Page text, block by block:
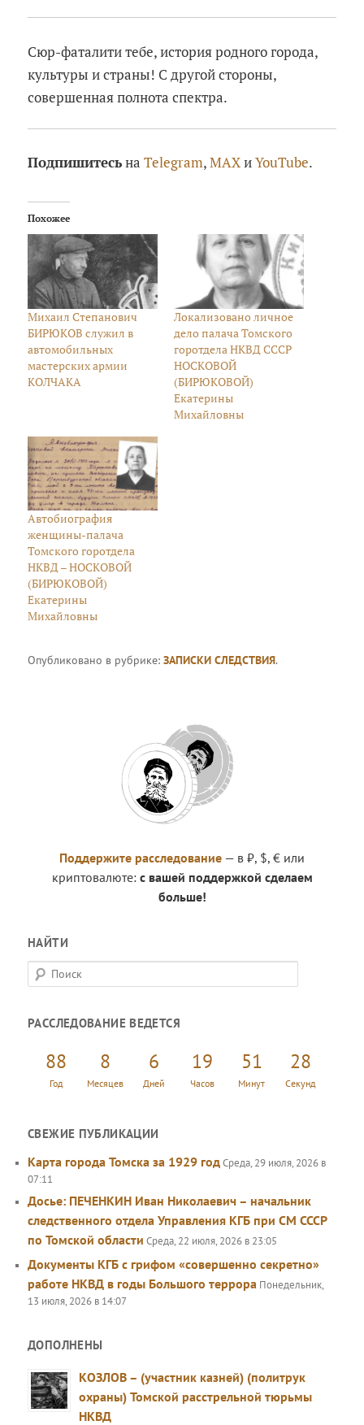
Сюр-фаталити тебе, история родного города,
культуры и страны! С другой стороны,
совершенная полнота спектра.
ПодпишитесьнаTelegram,MAXиYouTube.
Похожее
Михаил Степанович
БИРЮКОВ служил в
автомобильных
мастерских армии
КОЛЧАКА
Локализовано личное
дело палача Томского
горотдела НКВД СССР
НОСКОВОЙ
(БИРЮКОВОЙ)
Екатерины
Михайловны
Автобиография
женщины-палача
Томского горотдела
НКВД – НОСКОВОЙ
(БИРЮКОВОЙ)
Екатерины
Михайловны
Опубликовано в рубрике:ЗАПИСКИ СЛЕДСТВИЯ.
Поддержите расследование — в ₽, $, € или
криптовалюте: с вашей поддержкой сделаем
больше!
НАЙТИ
П
о
с
РАССЛЕДОВАНИЕ ВЕДЕТСЯ
88
Год
8
Месяцев
6
Дней
19
Часов
51
Минут
29
Секунд
СВЕЖИЕ ПУБЛИКАЦИИ
Карта города Томска за 1929 годСреда, 29 июля, 2026 в
07:11
Досье: ПЕЧЕНКИН Иван Николаевич – начальник
следственного отдела Управления КГБ при СМ СССР
по Томской области Среда, 22 июля, 2026 в 23:05
Документы КГБ с грифом «совершенно секретно»
работе НКВД в годы Большого террора Понедельник,
13 июля, 2026 в 14:07
ДОПОЛНЕНЫ
КОЗЛОВ – (участник казней) (политрук
охраны) Томской расстрельной тюрьмы
НКВД